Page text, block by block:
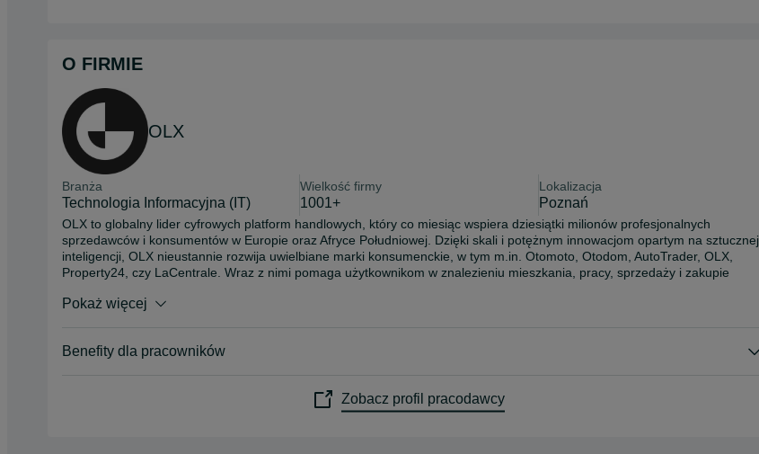
O FIRMIE
OLX
Branża
Technologia Informacyjna (IT)
Wielkość firmy
1001+
Lokalizacja
Poznań
OLX to globalny lider cyfrowych platform handlowych, który co miesiąc wspiera dziesiątki milionów profesjonalnych
sprzedawców i konsumentów w Europie oraz Afryce Południowej. Dzięki skali i potężnym innowacjom opartym na sztucznej
inteligencji, OLX nieustannie rozwija uwielbiane marki konsumenckie, w tym m.in. Otomoto, Otodom, AutoTrader, OLX,
Property24, czy LaCentrale. Wraz z nimi pomaga użytkownikom w znalezieniu mieszkania, pracy, sprzedaży i zakupie
- 10 marek (OLX, AutoTrader, OTOMOTO, Property24, Storia, Immovirtual, Autovit, OTODOM, Standvirtual, LaCentrale)
- 29 milionów używanych przedmiotów, które otrzymały nowe życie w 2025 roku
Pokaż więcej
Benefity dla pracowników
Zobacz profil pracodawcy